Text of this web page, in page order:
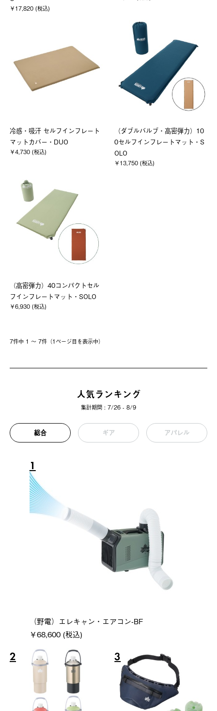
￥17,820 (税込)
冷感・吸汗 セルフインフレート
マットカバー・DUO
￥4,730 (税込)
（ダブルバルブ・高密弾力）10
0セルフインフレートマット・S
OLO
￥13,750 (税込)
（高密弾力）40コンパクトセル
フインフレートマット・SOLO
￥6,930 (税込)
7件中 1 〜 7件（1ページ⽬を表⽰中）
人気ランキング
集計期間 : 7/26 - 8/9
総合 ギア アパレル
1
（野電）エレキャン・エアコン-BF
￥68,600 (税込)
2 3